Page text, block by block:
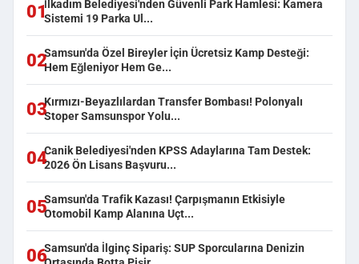
01İlkadım Belediyesi'nden Güvenli Park Hamlesi: Kamera
Sistemi 19 Parka Ul...
02Samsun'da Özel Bireyler İçin Ücretsiz Kamp Desteği:
Hem Eğleniyor Hem Ge...
03Kırmızı-Beyazlılardan Transfer Bombası! Polonyalı
Stoper Samsunspor Yolu...
04Canik Belediyesi'nden KPSS Adaylarına Tam Destek:
2026 Ön Lisans Başvuru...
05Samsun'da Trafik Kazası! Çarpışmanın Etkisiyle
Otomobil Kamp Alanına Uçt...
06Samsun'da İlginç Sipariş: SUP Sporcularına Denizin